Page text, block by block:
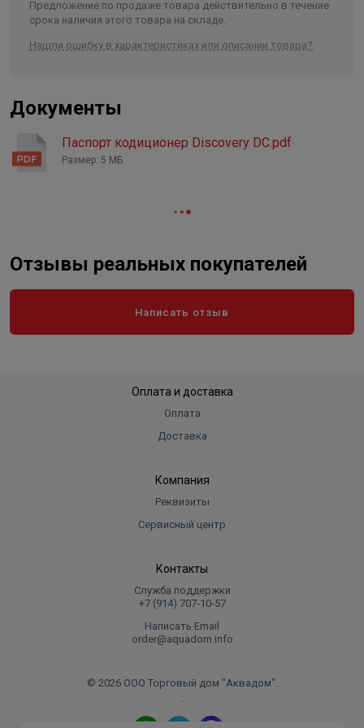
Вес нетто/брутто внутреннего
Тип и масса предзаправленого
хладагента
0,44 кг
Длина в упаковке, см.
75.000
Предложение по продаже товара действительно в течение
срока наличия этого товара на складе.
Нашли ошибку в характеристиках или описании товара?
Документы
Паспорт кодиционер Discovery DC.pdf
Размер: 5 МБ
Отзывы реальных покупателей
Написать отзыв
Оплата и доставка
Оплата
Доставка
Компания
Реквизиты
Сервисный центр
Контакты
Служба поддержки
+7 (914) 707‑10‑57
Написать Email
order@aquadom.info
© 2026 ООО Торговый дом "Аквадом".
.